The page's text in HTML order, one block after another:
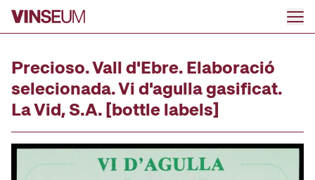
Go to content
Precioso. Vall d'Ebre. Elaboració
selecionada. Vi d'agulla gasificat.
La Vid, S.A. [bottle labels]